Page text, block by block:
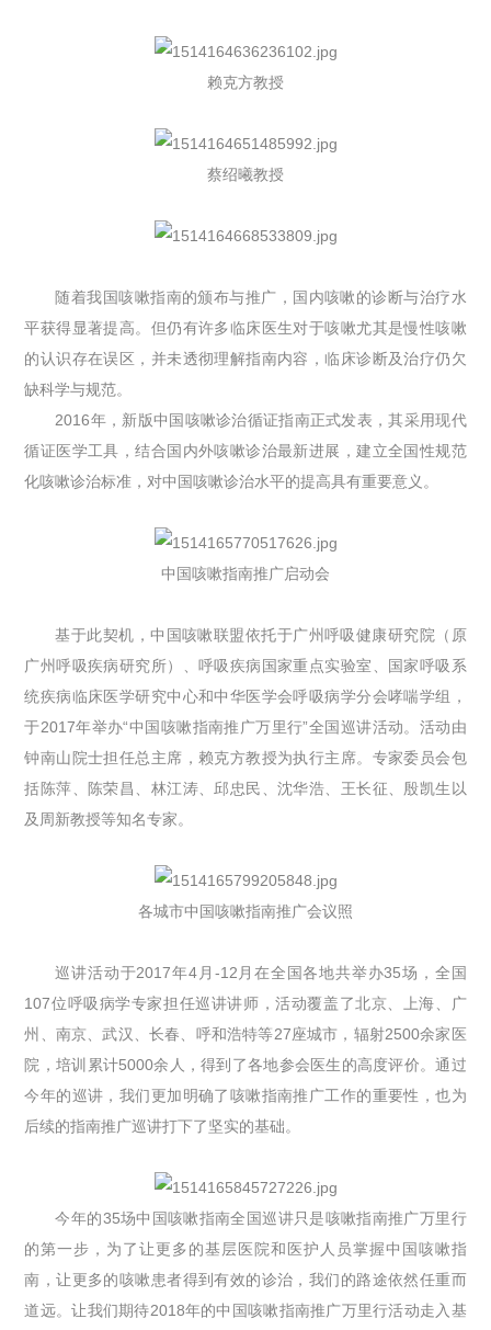
赖克方教授
蔡绍曦教授
随着我国咳嗽指南的颁布与推广，国内咳嗽的诊断与治疗水
平获得显著提高。但仍有许多临床医生对于咳嗽尤其是慢性咳嗽
的认识存在误区，并未透彻理解指南内容，临床诊断及治疗仍欠
缺科学与规范。
2016年，新版中国咳嗽诊治循证指南正式发表，其采用现代
循证医学工具，结合国内外咳嗽诊治最新进展，建立全国性规范
化咳嗽诊治标准，对中国咳嗽诊治水平的提高具有重要意义。
中国咳嗽指南推广启动会
基于此契机，中国咳嗽联盟依托于广州呼吸健康研究院（原
广州呼吸疾病研究所）、呼吸疾病国家重点实验室、国家呼吸系
统疾病临床医学研究中心和中华医学会呼吸病学分会哮喘学组，
于2017年举办“中国咳嗽指南推广万里行”全国巡讲活动。活动由
钟南山院士担任总主席，赖克方教授为执行主席。专家委员会包
括陈萍、陈荣昌、林江涛、邱忠民、沈华浩、王长征、殷凯生以
及周新教授等知名专家。
各城市中国咳嗽指南推广会议照
巡讲活动于2017年4月-12月在全国各地共举办35场，全国
107位呼吸病学专家担任巡讲讲师，活动覆盖了北京、上海、广
州、南京、武汉、长春、呼和浩特等27座城市，辐射2500余家医
院，培训累计5000余人，得到了各地参会医生的高度评价。通过
今年的巡讲，我们更加明确了咳嗽指南推广工作的重要性，也为
后续的指南推广巡讲打下了坚实的基础。
今年的35场中国咳嗽指南全国巡讲只是咳嗽指南推广万里行
的第一步，为了让更多的基层医院和医护人员掌握中国咳嗽指
南，让更多的咳嗽患者得到有效的诊治，我们的路途依然任重而
道远。让我们期待2018年的中国咳嗽指南推广万里行活动走入基